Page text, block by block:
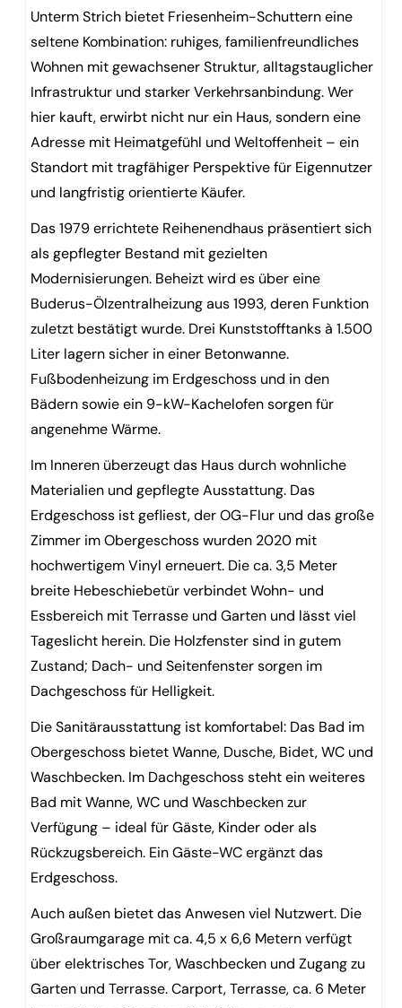
Unterm Strich bietet Friesenheim-Schuttern eine
seltene Kombination: ruhiges, familienfreundliches
Wohnen mit gewachsener Struktur, alltagstauglicher
Infrastruktur und starker Verkehrsanbindung. Wer
hier kauft, erwirbt nicht nur ein Haus, sondern eine
Adresse mit Heimatgefühl und Weltoffenheit – ein
Standort mit tragfähiger Perspektive für Eigennutzer
und langfristig orientierte Käufer.
Das 1979 errichtete Reihenendhaus präsentiert sich
als gepflegter Bestand mit gezielten
Modernisierungen. Beheizt wird es über eine
Buderus-Ölzentralheizung aus 1993, deren Funktion
zuletzt bestätigt wurde. Drei Kunststofftanks à 1.500
Liter lagern sicher in einer Betonwanne.
Fußbodenheizung im Erdgeschoss und in den
Bädern sowie ein 9-kW-Kachelofen sorgen für
angenehme Wärme.
Im Inneren überzeugt das Haus durch wohnliche
Materialien und gepflegte Ausstattung. Das
Erdgeschoss ist gefliest, der OG-Flur und das große
Zimmer im Obergeschoss wurden 2020 mit
hochwertigem Vinyl erneuert. Die ca. 3,5 Meter
breite Hebeschiebetür verbindet Wohn- und
Essbereich mit Terrasse und Garten und lässt viel
Tageslicht herein. Die Holzfenster sind in gutem
Zustand; Dach- und Seitenfenster sorgen im
Dachgeschoss für Helligkeit.
Die Sanitärausstattung ist komfortabel: Das Bad im
Obergeschoss bietet Wanne, Dusche, Bidet, WC und
Waschbecken. Im Dachgeschoss steht ein weiteres
Bad mit Wanne, WC und Waschbecken zur
Verfügung – ideal für Gäste, Kinder oder als
Rückzugsbereich. Ein Gäste-WC ergänzt das
Erdgeschoss.
Auch außen bietet das Anwesen viel Nutzwert. Die
Großraumgarage mit ca. 4,5 x 6,6 Metern verfügt
über elektrisches Tor, Waschbecken und Zugang zu
Garten und Terrasse. Carport, Terrasse, ca. 6 Meter